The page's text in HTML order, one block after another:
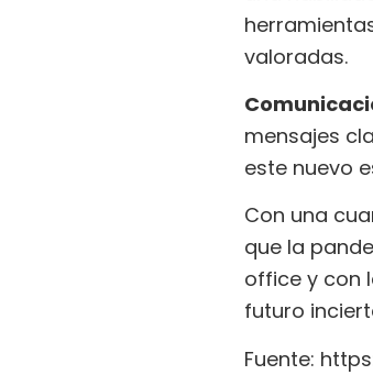
valoradas.
mensajes
este nuevo
Con una
que la
office y con
futuro
Fuente: